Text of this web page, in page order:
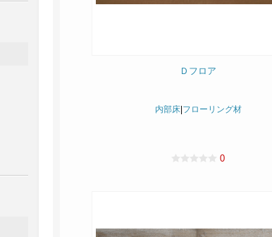
Ｄフロア
内部床| フローリング材
0